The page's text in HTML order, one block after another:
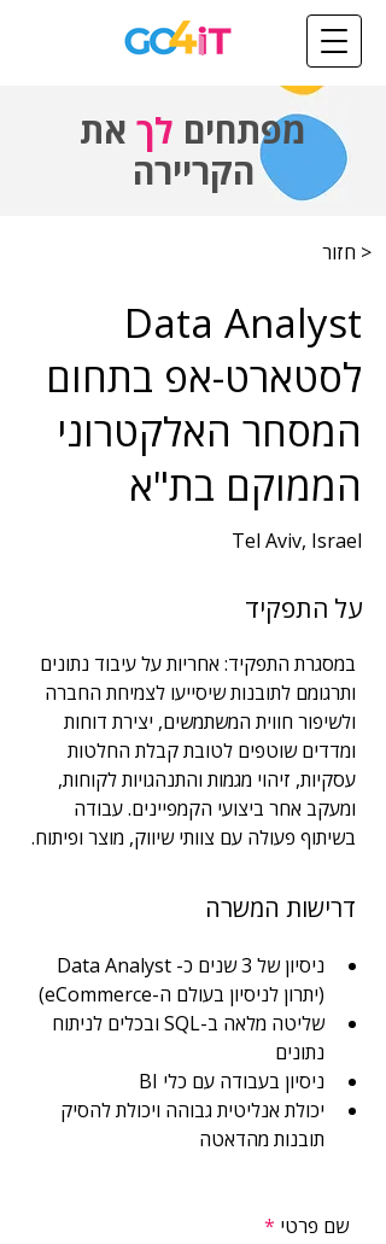
מפתחים לך את
הקריירה
< חזור
Data Analyst
לסטארט-אפ בתחום
המסחר האלקטרוני
הממוקם בת"א
Tel Aviv, Israel
3
תחום
BI | DBA | Big Data
על התפקיד
במסגרת התפקיד: אחריות על עיבוד נתונים
ותרגומם לתובנות שיסייעו לצמיחת החברה
ולשיפור חווית המשתמשים, יצירת דוחות
ומדדים שוטפים לטובת קבלת החלטות
עסקיות, זיהוי מגמות והתנהגויות לקוחות,
ומעקב אחר ביצועי הקמפיינים. עבודה
בשיתוף פעולה עם צוותי שיווק, מוצר ופיתוח.
דרישות המשרה
(יתרון לניסיון בעולם ה-eCommerce)
שליטה מלאה ב-SQL ובכלים לניתוח
נתונים
ניסיון בעבודה עם כלי BI
יכולת אנליטית גבוהה ויכולת להסיק
תובנות מהדאטה
שם פרטי